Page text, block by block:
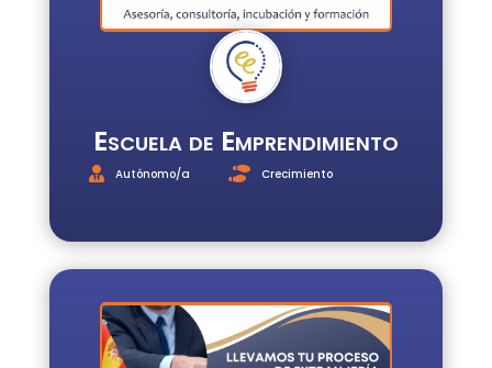
Escuela de Emprendimiento
Autónomo/a Crecimiento